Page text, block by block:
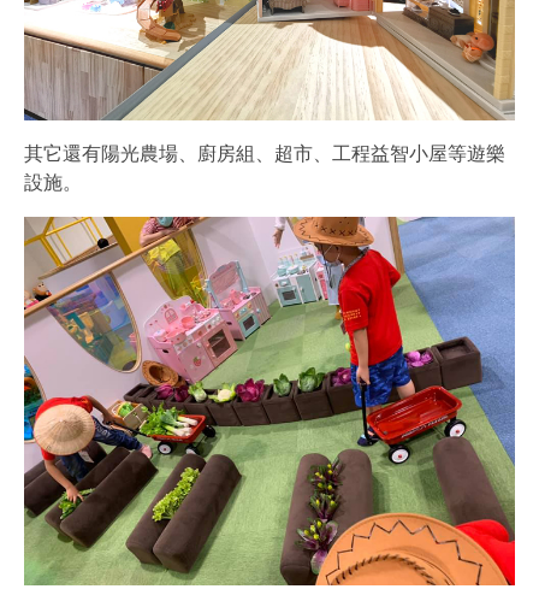
其它還有陽光農場、廚房組、超市、工程益智小屋等遊樂
設施。